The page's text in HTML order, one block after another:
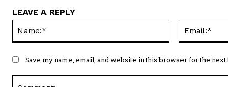
LEAVE A REPLY
Save my name, email, and website in this browser for the next